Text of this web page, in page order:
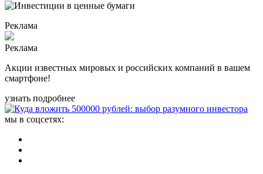
Реклама
Реклама
Акции известных мировых и российских компаний в вашем
смартфоне!
узнать подробнее
мы в соцсетях: